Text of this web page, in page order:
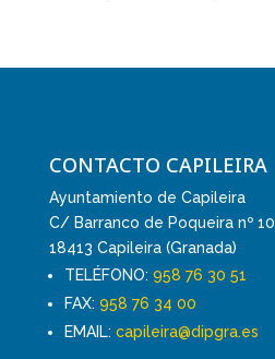
CONTACTO CAPILEIRA
Ayuntamiento de Capileira
C/ Barranco de Poqueira nº 10
18413 Capileira (Granada)
TELÉFONO: 958 76 30 51
FAX: 958 76 34 00
EMAIL: capileira@dipgra.es